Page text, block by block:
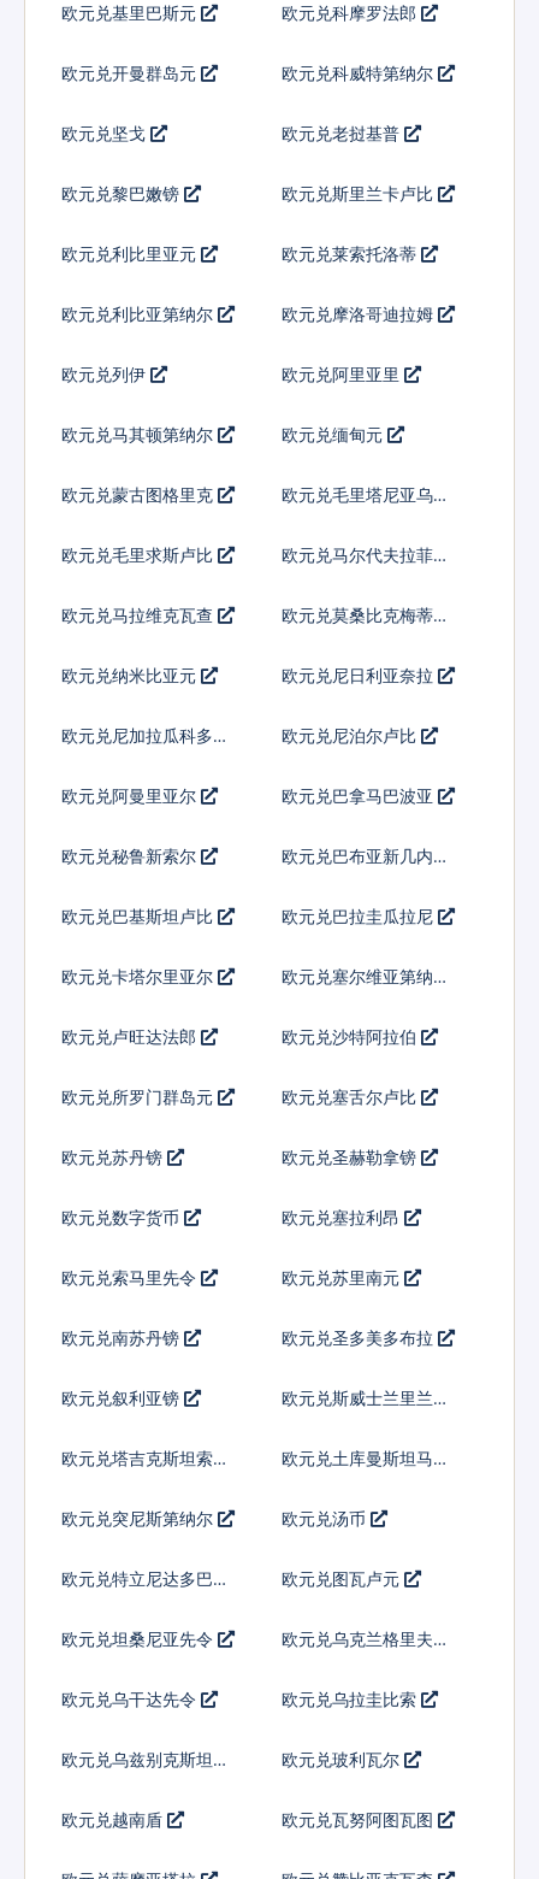
欧元兑基里巴斯元 欧元兑科摩罗法郎
欧元兑开曼群岛元 欧元兑科威特第纳尔
欧元兑坚戈 欧元兑老挝基普
欧元兑黎巴嫩镑 欧元兑斯里兰卡卢比
欧元兑利比里亚元 欧元兑莱索托洛蒂
欧元兑利比亚第纳尔 欧元兑摩洛哥迪拉姆
欧元兑列伊 欧元兑阿里亚里
欧元兑马其顿第纳尔 欧元兑缅甸元
欧元兑蒙古图格里克
欧元兑毛里塔尼亚乌吉
欧元兑毛里求斯卢比 欧元兑马尔代夫拉菲亚
欧元兑马拉维克瓦查
欧元兑莫桑比克梅蒂卡
欧元兑纳米比亚元 欧元兑尼日利亚奈拉
欧元兑尼加拉瓜科多巴 欧元兑尼泊尔卢比
欧元兑阿曼里亚尔 欧元兑巴拿马巴波亚
欧元兑秘鲁新索尔
欧元兑巴布亚新几内亚
欧元兑巴基斯坦卢比 欧元兑巴拉圭瓜拉尼
欧元兑卡塔尔里亚尔 欧元兑塞尔维亚第纳尔
欧元兑卢旺达法郎 欧元兑沙特阿拉伯
欧元兑所罗门群岛元 欧元兑塞舌尔卢比
欧元兑苏丹镑 欧元兑圣赫勒拿镑
欧元兑数字货币 欧元兑塞拉利昂
欧元兑索马里先令 欧元兑苏里南元
欧元兑南苏丹镑 欧元兑圣多美多布拉
欧元兑叙利亚镑
欧元兑斯威士兰里兰吉
欧元兑塔吉克斯坦索莫
欧元兑土库曼斯坦马纳
欧元兑突尼斯第纳尔 欧元兑汤币
欧元兑特立尼达多巴哥
欧元兑图瓦卢元
欧元兑坦桑尼亚先令 欧元兑乌克兰格里夫纳
欧元兑乌干达先令 欧元兑乌拉圭比索
欧元兑乌兹别克斯坦索
欧元兑玻利瓦尔
欧元兑越南盾 欧元兑瓦努阿图瓦图